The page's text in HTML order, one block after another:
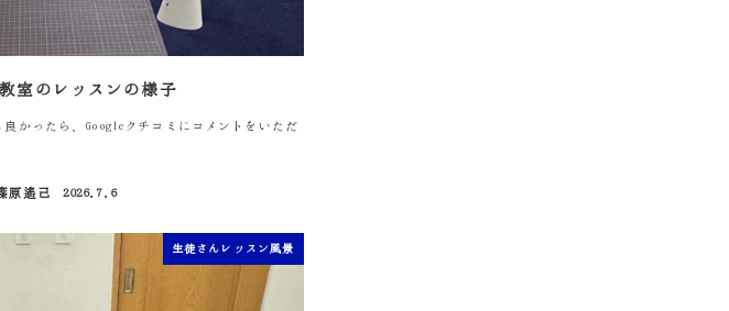
室のレッスンの様子
かったら、Googleクチコミにコメントをいただ
原遙己
2026.7.6
生徒さんレッスン風景